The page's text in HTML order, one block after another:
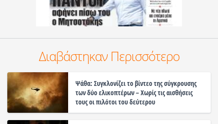
Διαβάστηκαν Περισσότερο
Ψάθα: Συγκλονίζει το βίντεο της σύγκρουσης
των δύο ελικοπτέρων – Χωρίς τις αισθήσεις
τους οι πιλότοι του δεύτερου